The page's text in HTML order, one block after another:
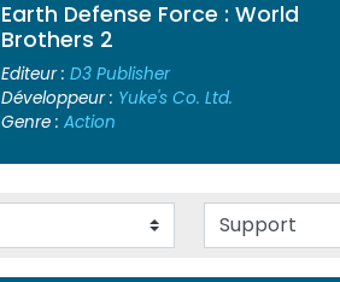
Earth Defense Force : World
Brothers 2
Editeur : D3 Publisher
Développeur : Yuke's Co. Ltd.
Genre : Action